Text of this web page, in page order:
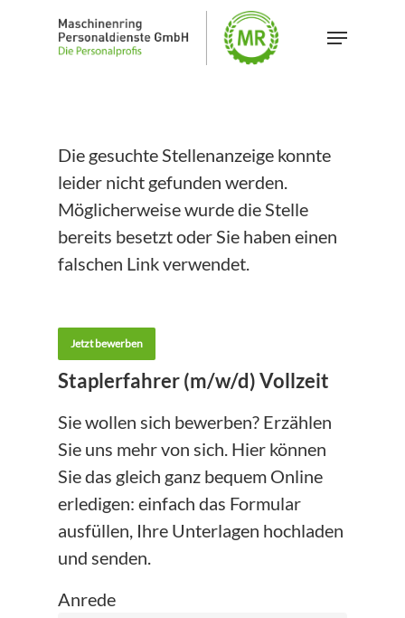
Menu
Die gesuchte Stellenanzeige konnte
leider nicht gefunden werden.
Möglicherweise wurde die Stelle
bereits besetzt oder Sie haben einen
falschen Link verwendet.
Jetzt bewerben
Staplerfahrer (m/w/d) Vollzeit
Sie wollen sich bewerben? Erzählen
Sie uns mehr von sich. Hier können
Sie das gleich ganz bequem Online
erledigen: einfach das Formular
ausfüllen, Ihre Unterlagen hochladen
und senden.
Anrede